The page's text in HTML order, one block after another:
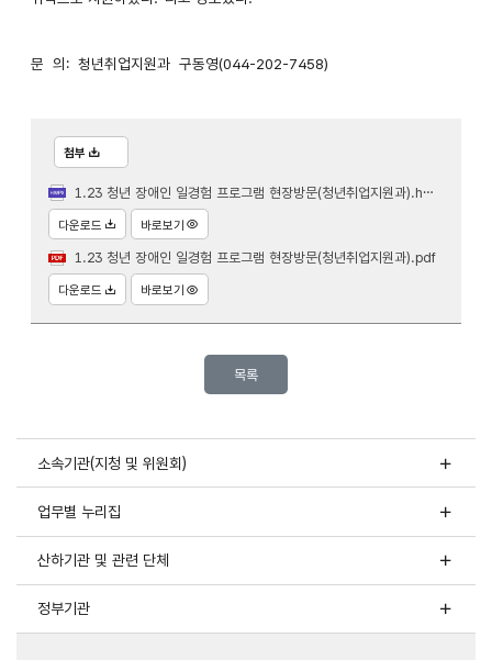
문 의: 청년취업지원과 구동영(044-202-7458)
첨부
1.23 청년 장애인 일경험 프로그램 현장방문(청년취업지원과).hwpx
다운로드 바로보기
1.23 청년 장애인 일경험 프로그램 현장방문(청년취업지원과).pdf
다운로드 바로보기
목록
소속기관(지청 및 위원회)
업무별 누리집
산하기관 및 관련 단체
정부기관